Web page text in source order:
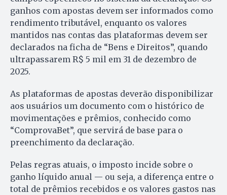
ganhos com apostas devem ser informados como
rendimento tributável, enquanto os valores
mantidos nas contas das plataformas devem ser
declarados na ficha de “Bens e Direitos”, quando
ultrapassarem R$ 5 mil em 31 de dezembro de
2025.
As plataformas de apostas deverão disponibilizar
aos usuários um documento com o histórico de
movimentações e prêmios, conhecido como
“ComprovaBet”, que servirá de base para o
preenchimento da declaração.
Pelas regras atuais, o imposto incide sobre o
ganho líquido anual — ou seja, a diferença entre o
total de prêmios recebidos e os valores gastos nas